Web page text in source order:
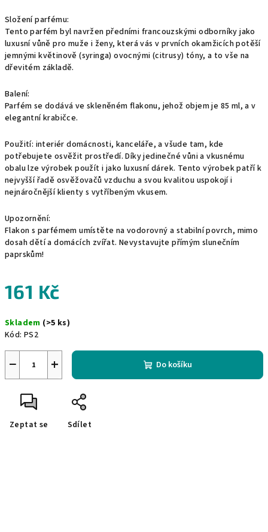
Složení parfému:
Tento parfém byl navržen předními francouzskými odborníky jako
luxusní vůně pro muže i ženy, která vás v prvních okamžicích potěší
jemnými květinově (syringa) ovocnými (citrusy) tóny, a to vše na
dřevitém základě.
Balení:
Parfém se dodává ve skleněném flakonu, jehož objem je 85 ml, a v
elegantní krabičce.
Použití: interiér domácnosti, kanceláře, a všude tam, kde
potřebujete osvěžit prostředí. Díky jedinečné vůni a vkusnému
obalu lze výrobek použít i jako luxusní dárek. Tento výrobek patří k
nejvyšší řadě osvěžovačů vzduchu a svou kvalitou uspokojí i
nejnáročnější klienty s vytříbeným vkusem.
Upozornění:
Flakon s parfémem umístěte na vodorovný a stabilní povrch, mimo
dosah dětí a domácích zvířat. Nevystavujte přímým slunečním
paprskům!
161 Kč
cena:
Skladem (>5 ks)
Kód: PS2
+
− Do košíku
Zeptat se Sdílet